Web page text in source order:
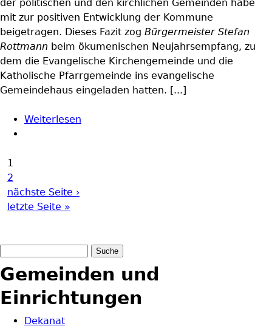
der politischen und den kirchlichen Gemeinden habe
mit zur positiven Entwicklung der Kommune
beigetragen. Dieses Fazit zog Bürgermeister Stefan
Rottmann beim ökumenischen Neujahrsempfang, zu
dem die Evangelische Kirchengemeinde und die
Katholische Pfarrgemeinde ins evangelische
Gemeindehaus eingeladen hatten. [...]
Weiterlesen
Seiten
1
2
nächste Seite ›
letzte Seite »
Suchformular
Gemeinden und
Einrichtungen
Dekanat